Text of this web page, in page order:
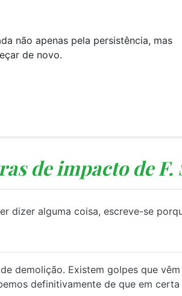
não apenas pela persistência, mas
de novo.
de impacto de
dizer alguma coisa, escreve-se
demolição. Existem golpes que
definitivamente de que em